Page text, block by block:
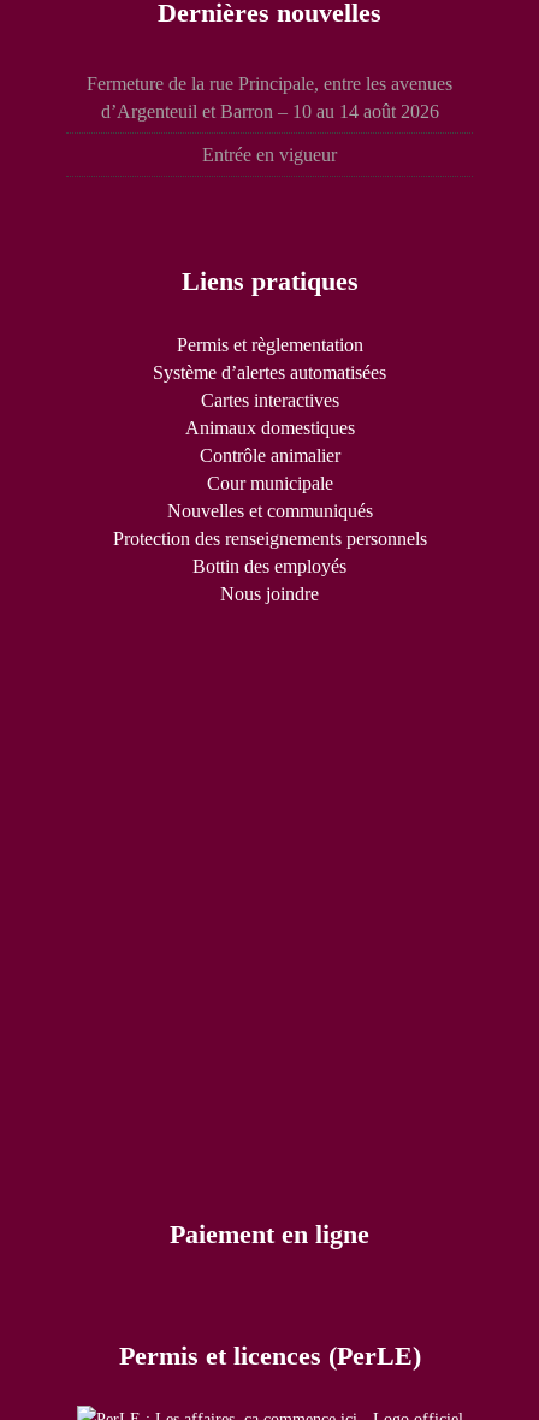
Dernières nouvelles
Fermeture de la rue Principale, entre les avenues
d’Argenteuil et Barron – 10 au 14 août 2026
Entrée en vigueur
Liens pratiques
Permis et règlementation
Système d’alertes automatisées
Cartes interactives
Animaux domestiques
Contrôle animalier
Cour municipale
Nouvelles et communiqués
Protection des renseignements personnels
Bottin des employés
Nous joindre
Paiement en ligne
Permis et licences (PerLE)